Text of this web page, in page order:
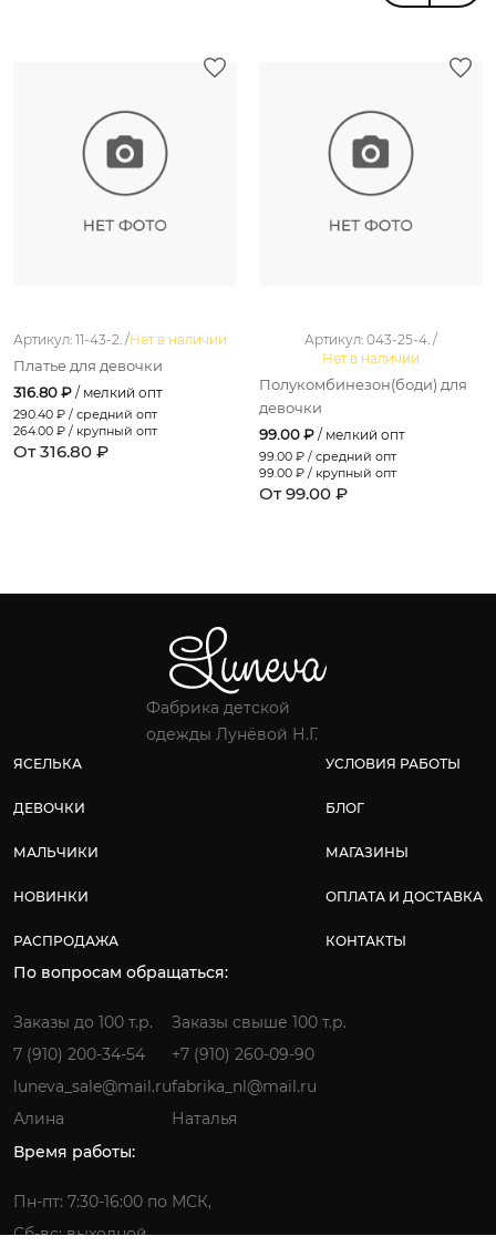
Артикул: 11-43-2. /Нет в наличии
Платье для девочки
316.80 ₽ / мелкий опт
290.40 ₽ / средний опт
264.00 ₽ / крупный опт
От 316.80 ₽
Артикул: 043-25-4. /
Нет в наличии
Полукомбинезон(боди) для
девочки
99.00 ₽ / мелкий опт
99.00 ₽ / средний опт
99.00 ₽ / крупный опт
От 99.00 ₽
Фабрика детской
одежды Лунёвой Н.Г.
ЯСЕЛЬКА
ДЕВОЧКИ
МАЛЬЧИКИ
НОВИНКИ
РАСПРОДАЖА
УСЛОВИЯ РАБОТЫ
БЛОГ
МАГАЗИНЫ
ОПЛАТА И ДОСТАВКА
КОНТАКТЫ
По вопросам обращаться:
Заказы до 100 т.р.
7 (910) 200-34-54
luneva_sale@mail.ru
Алина
Заказы свыше 100 т.р.
+7 (910) 260-09-90
fabrika_nl@mail.ru
Наталья
Время работы:
Пн-пт: 7:30-16:00 по МСК,
Сб-вс: выходной